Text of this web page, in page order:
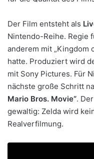
Der Film entsteht als
Nintendo-Reihe. Regie
anderem mit „Kingdom
hatte. Produziert wird
mit Sony Pictures. Für
nächste große Schritt
Mario Bros. Movie“.
gewaltig: Zelda wird
Realverfilmung.